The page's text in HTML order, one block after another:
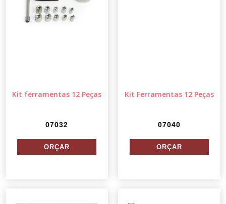
Kit ferramentas 12 Peças
07032
Kit Ferramentas 12 Peças
07040